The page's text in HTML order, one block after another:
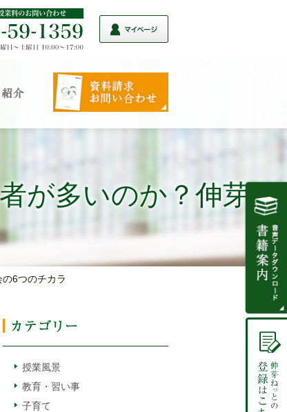
が多いのか？伸芽会
6つのチカラ
授業風景
教育・習い事
子育て